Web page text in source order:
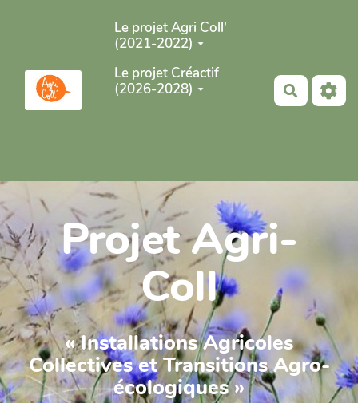
Aller au contenu principalLe projet Agri Coll'
(2021-2022)
Le projet Créactif
(2026-2028)
Projet Agri-
Coll
« Installations Agricoles
Collectives et Transitions Agro-
écologiques »